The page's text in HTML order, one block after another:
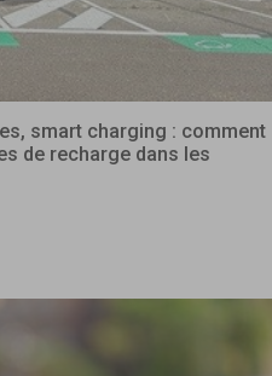
smart charging : comment
de recharge dans les